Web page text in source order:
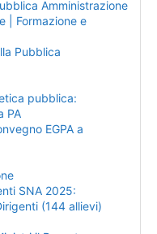
Amministrazione
| Formazione e
Pubblica
pubblica:
PA
EGPA a
SNA 2025:
(144 allievi)